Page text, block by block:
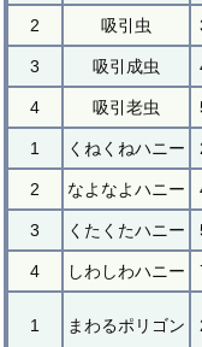
2 吸引虫
3 吸引成虫
4 吸引老虫
1 くねくねハニー
2 なよなよハニー
3 くたくたハニー
4 しわしわハニー
1 まわるポリゴン